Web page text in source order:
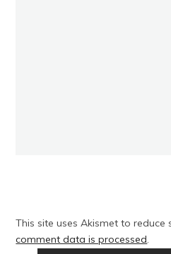
This site uses Akismet to
comment data is processed